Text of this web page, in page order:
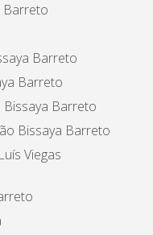
Barreto
Barreto
Barreto
Bissaya Barreto
Bissaya Barreto
Viegas